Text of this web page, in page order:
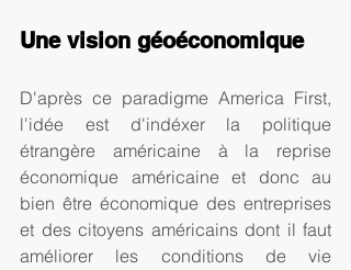
Une vision géoéconomique
D'après ce paradigme America First,
l'idée est d'indéxer la politique
étrangère américaine à la reprise
économique américaine et donc au
bien être économique des entreprises
et des citoyens américains dont il faut
améliorer les conditions de vie